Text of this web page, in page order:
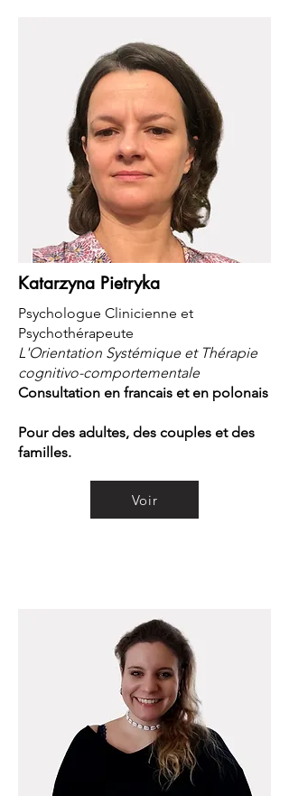
Katarzyna Pietryka
Psychologue Clinicienne et
Psychothérapeute
L'Orientation Systémique et Thérapie
cognitivo-comportementale
Consultation en francais et en polonais
Pour des adultes, des couples et des
familles.
Voir